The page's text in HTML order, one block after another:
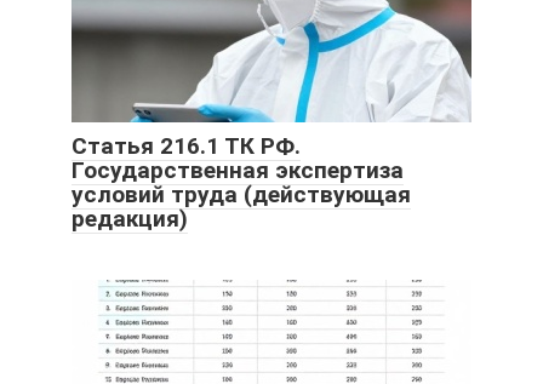
Статья 216.1 ТК РФ.
Государственная экспертиза
условий труда (действующая
редакция)